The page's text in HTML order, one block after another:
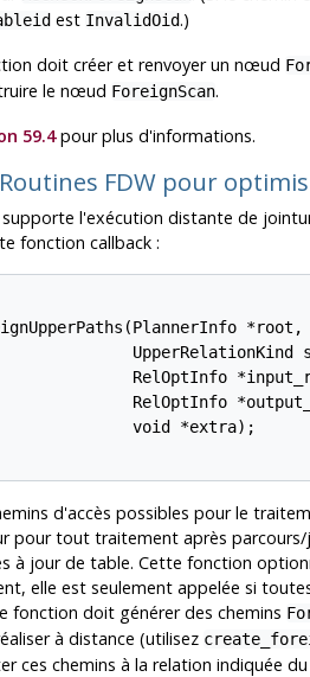
est InvalidOid.)
doit créer et renvoyer un nœud
le nœud ForeignScan.
59.4pour plus d'informations.
FDW pour
supporte l'exécution distante de
fonction callback :
*root,
UpperRelationKind
RelOptInfo
RelOptInfo
void *extra);
d'accès possibles pour le
pour tout traitement après
à jour de table. Cette fonction
elle est seulement appelée si
fonction doit générer des chemins
à distance (utilisez
ces chemins à la relation indiquée